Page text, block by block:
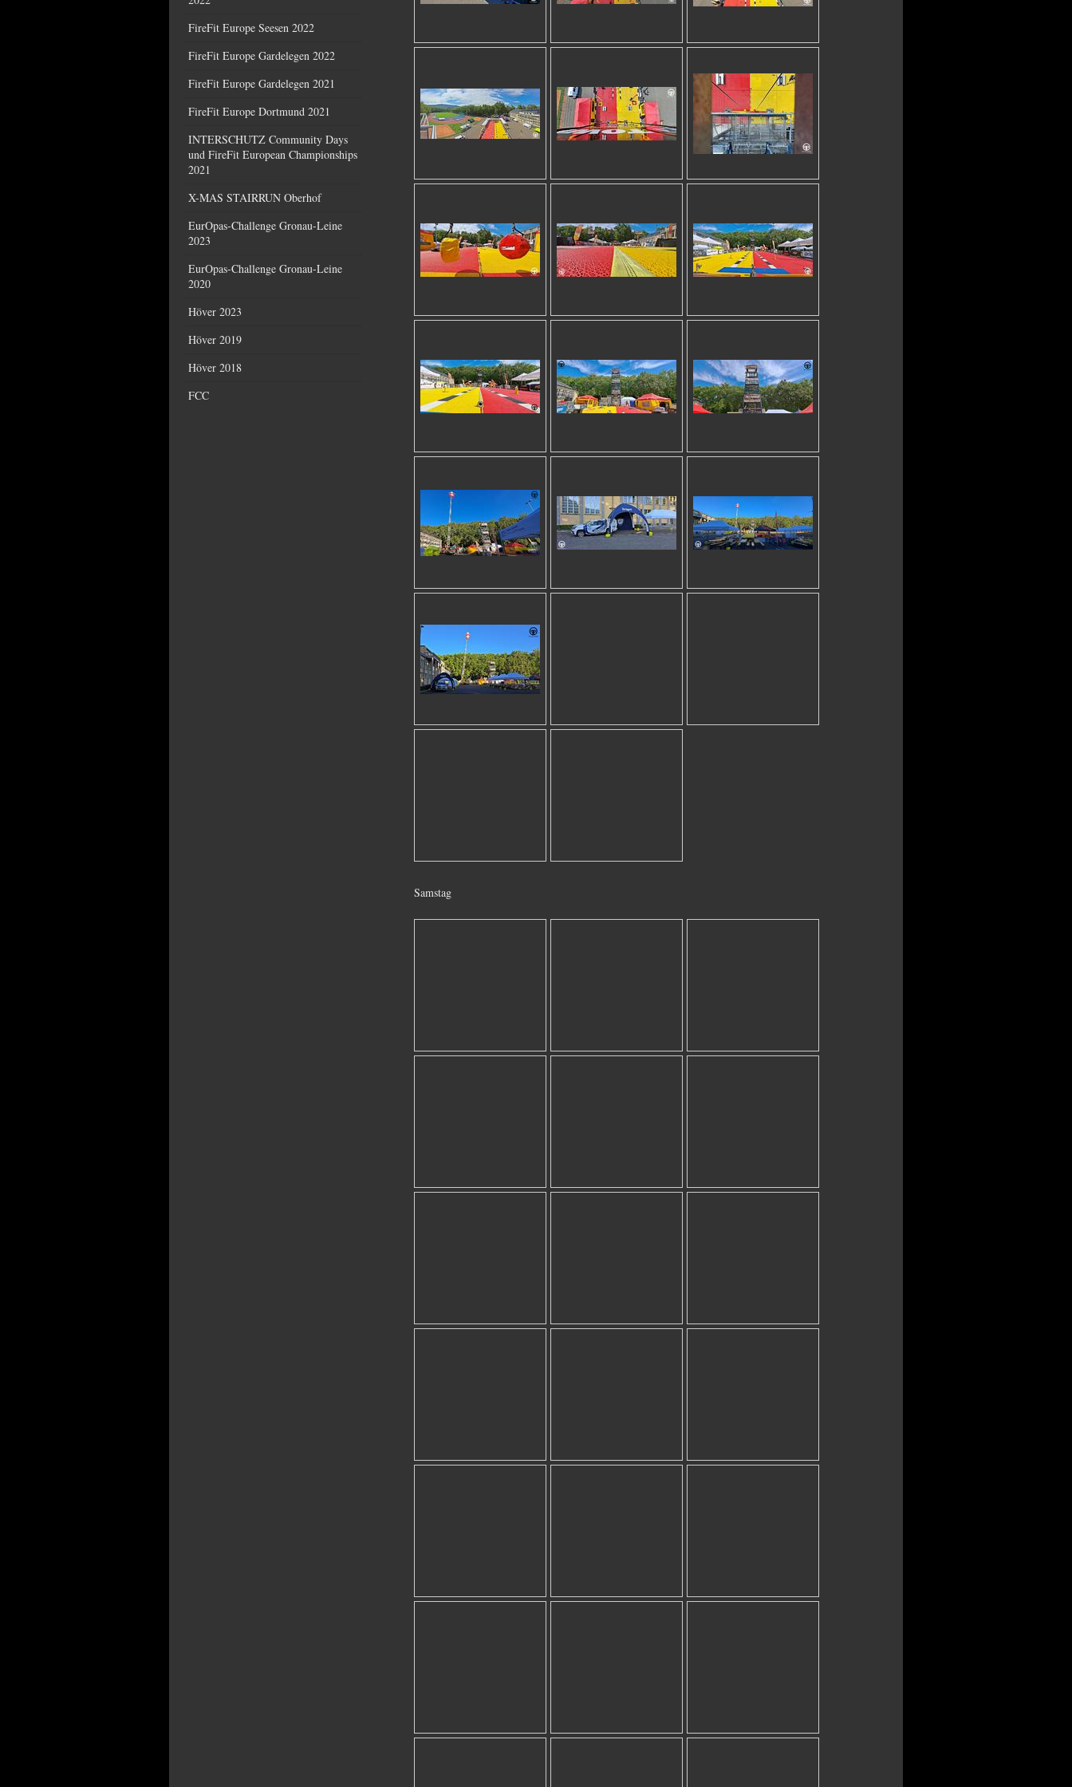
Samstag
FireFit Europe Seesen 2022
FireFit Europe Gardelegen 2022
FireFit Europe Gardelegen 2021
FireFit Europe Dortmund 2021
INTERSCHUTZ Community Days
und FireFit European Championships
2021
X-MAS STAIRRUN Oberhof
EurOpas-Challenge Gronau-Leine
2023
EurOpas-Challenge Gronau-Leine
2020
Höver 2023
Höver 2019
Höver 2018
FCC